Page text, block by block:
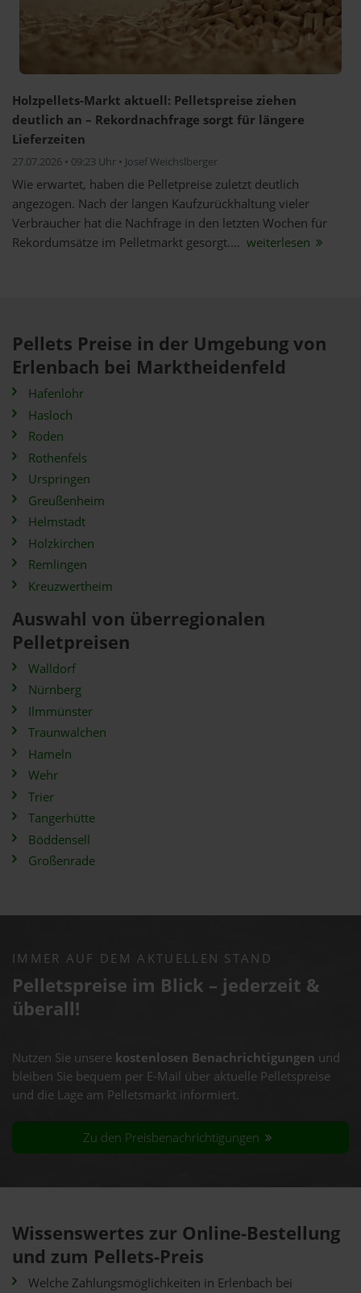
Holzpellets-Markt aktuell: Pelletspreise ziehen
deutlich an – Rekordnachfrage sorgt für längere
Lieferzeiten
27.07.2026 • 09:23 Uhr • Josef Weichslberger
Wie erwartet, haben die Pelletpreise zuletzt deutlich
angezogen. Nach der langen Kaufzurückhaltung vieler
Verbraucher hat die Nachfrage in den letzten Wochen für
Rekordumsätze im Pelletmarkt gesorgt.... weiterlesen
Pellets Preise in der Umgebung von
Erlenbach bei Marktheidenfeld
Hafenlohr
Hasloch
Roden
Rothenfels
Urspringen
Greußenheim
Helmstadt
Holzkirchen
Remlingen
Kreuzwertheim
Auswahl von überregionalen
Pelletpreisen
Walldorf
Nürnberg
Ilmmünster
Traunwalchen
Hameln
Wehr
Trier
Tangerhütte
Böddensell
Großenrade
IMMER AUF DEM AKTUELLEN STAND
Pelletspreise im Blick – jederzeit &
überall!
Nutzen Sie unsere kostenlosen Benachrichtigungen und
bleiben Sie bequem per E-Mail über aktuelle Pelletspreise
und die Lage am Pelletsmarkt informiert.
Zu den Preisbenachrichtigungen
Wissenswertes zur Online-Bestellung
und zum Pellets-Preis
Welche Zahlungsmöglichkeiten in Erlenbach bei